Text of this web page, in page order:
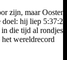
zijn, maar
doel: hij liep
die tijd al rondjes
wereldrecord